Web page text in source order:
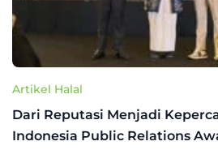
Artikel Halal
Dari Reputasi Menjadi
Indonesia Public Relations